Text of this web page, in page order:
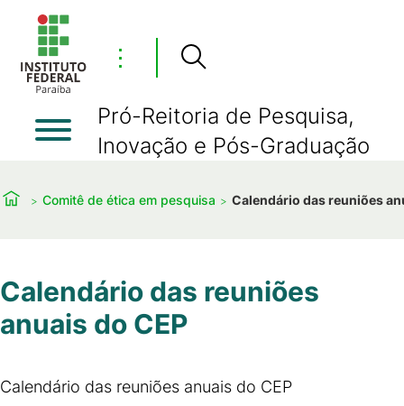
⋮
Pró-Reitoria de Pesquisa,
Inovação e Pós-Graduação
Comitê de ética em pesquisa Calendário das reuniões
Calendário das reuniões
anuais do CEP
Calendário das reuniões anuais do CEP